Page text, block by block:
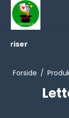
Forside /